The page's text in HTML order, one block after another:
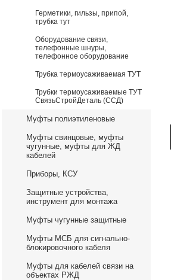
Герметики, гильзы, припой,
трубка тут
Оборудование связи,
телефонные шнуры,
телефонное оборудование
Трубка термоусаживаемая ТУТ
Трубки термоусаживаемые ТУТ
СвязьСтройДеталь (ССД)
Муфты полиэтиленовые
Муфты свинцовые, муфты
чугунные, муфты для ЖД
кабелей
Приборы, КСУ
Защитные устройства,
инструмент для монтажа
Муфты чугунные защитные
Муфты МСБ для сигнально-
блокировочного кабеля
Муфты для кабелей связи на
объектах РЖД